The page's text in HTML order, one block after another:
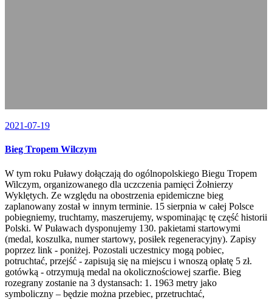
2021-07-19
Bieg Tropem Wilczym
W tym roku Puławy dołączają do ogólnopolskiego Biegu Tropem
Wilczym, organizowanego dla uczczenia pamięci Żołnierzy
Wyklętych. Ze względu na obostrzenia epidemiczne bieg
zaplanowany został w innym terminie. 15 sierpnia w całej Polsce
pobiegniemy, truchtamy, maszerujemy, wspominając tę część historii
Polski. W Puławach dysponujemy 130. pakietami startowymi
(medal, koszulka, numer startowy, posiłek regeneracyjny). Zapisy
poprzez link - poniżej. Pozostali uczestnicy mogą pobiec,
potruchtać, przejść - zapisują się na miejscu i wnoszą opłatę 5 zł.
gotówką - otrzymują medal na okolicznościowej szarfie. Bieg
rozegrany zostanie na 3 dystansach: 1. 1963 metry jako
symboliczny – będzie można przebiec, przetruchtać,